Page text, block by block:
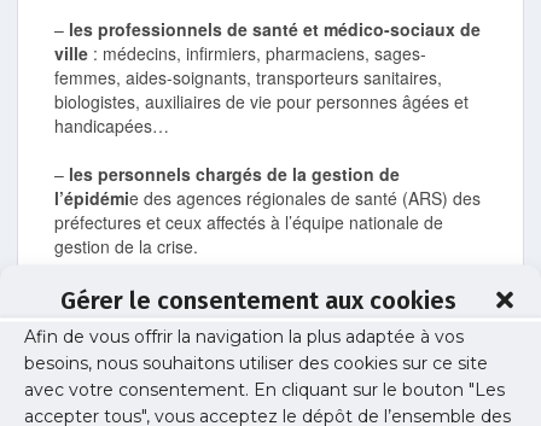
Gérer le consentement aux cookies
Afin de vous offrir la navigation la plus adaptée à vos
besoins, nous souhaitons utiliser des cookies sur ce site
avec votre consentement. En cliquant sur le bouton "Les
accepter tous", vous acceptez le dépôt de l’ensemble des
– les professionnels de santé et médico-sociaux de
ville : médecins, infirmiers, pharmaciens, sages-
femmes, aides-soignants, transporteurs sanitaires,
biologistes, auxiliaires de vie pour personnes âgées et
handicapées…
– les personnels chargés de la gestion de
l’épidémie des agences régionales de santé (ARS) des
préfectures et ceux affectés à l’équipe nationale de
gestion de la crise.
Cette liste pourra être réévaluée en fonction d’un travail
fin d’identification des fonctions indispensables.
3. Modalités de prise en charge des enfants par
l’Education nationale